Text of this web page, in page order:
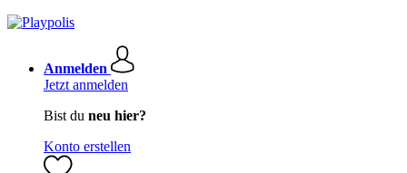
Anmelden
Jetzt anmelden
Bist du neu hier?
Konto erstellen